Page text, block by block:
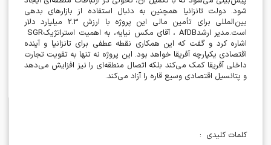
شود. دولت تانزانیا همچنین به دنبال استفاده از بازارهای بدهی
بین‌المللی برای تأمین مالی این پروژه با ارزش 2.3 میلیارد دلار
است.مدیر ارشدAfDB ، آقای مکس نیایه، به اهمیت استراتژیکSGR
اشاره کرد و گفت که این همکاری نقطه عطفی برای تانزانیا و آینده
اقتصادی یکپارچه آفریقا خواهد بود. این پروژه نه تنها به تقویت تجارت
داخلی آفریقا کمک می‌کند بلکه اتصال منطقه‌ای را نیز افزایش می‌دهد
و پتانسیل اقتصادی وسیع قاره را آزاد می‌کند.
کلمات کلیدی :